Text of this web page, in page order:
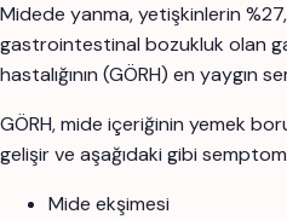
Midede yanma, yetişkinlerin
gastrointestinal bozukluk olan
hastalığının (GÖRH) en yaygın
GÖRH, mide içeriğinin yemek
gelişir ve aşağıdaki gibi
Mide ekşimesi